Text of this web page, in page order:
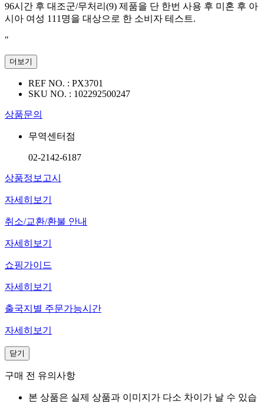
96시간 후 대조군/무처리(9) 제품을 단 한번 사용 후 미혼 후 아
시아 여성 111명을 대상으로 한 소비자 테스트.
"
더보기
REF NO. : PX3701
SKU NO. : 102292500247
상품문의
무역센터점
02-2142-6187
상품정보고시
자세히보기
취소/교환/환불 안내
자세히보기
쇼핑가이드
자세히보기
출국지별 주문가능시간
자세히보기
닫기
구매 전 유의사항
본 상품은 실제 상품과 이미지가 다소 차이가 날 수 있습